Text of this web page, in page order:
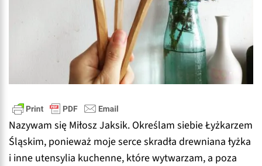
Nazywam się Miłosz Jaksik. Określam siebie Łyżkarzem
Śląskim, ponieważ moje serce skradła drewniana łyżka
i inne utensylia kuchenne, które wytwarzam, a poza